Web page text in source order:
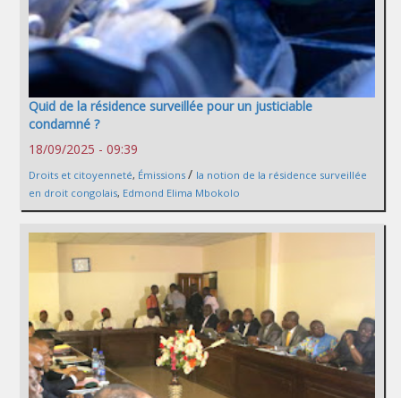
Quid de la résidence surveillée pour un justiciable
condamné ?
18/09/2025 - 09:39
Droits et citoyenneté, Émissions / la notion de la résidence surveillée
en droit congolais, Edmond Elima Mbokolo